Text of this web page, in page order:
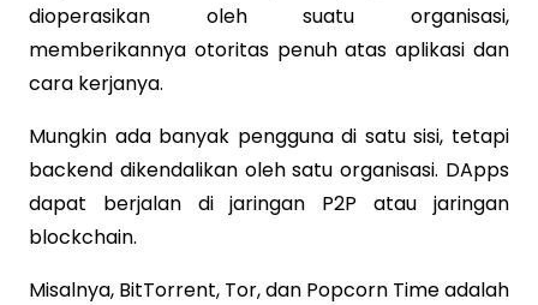
dioperasikan oleh suatu organisasi,
memberikannya otoritas penuh atas aplikasi dan
cara kerjanya.
Mungkin ada banyak pengguna di satu sisi, tetapi
backend dikendalikan oleh satu organisasi. DApps
dapat berjalan di jaringan P2P atau jaringan
blockchain.
Misalnya, BitTorrent, Tor, dan Popcorn Time adalah